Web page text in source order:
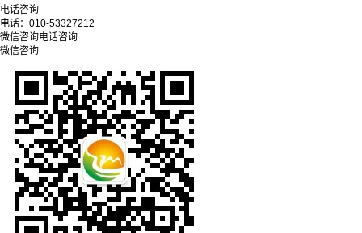
电话咨询
电话： 010-53327212
微信咨询电话咨询
微信咨询